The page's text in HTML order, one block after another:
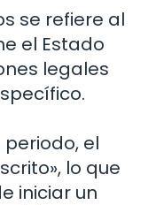
se refiere al
el Estado
legales
el
lo que
iniciar un